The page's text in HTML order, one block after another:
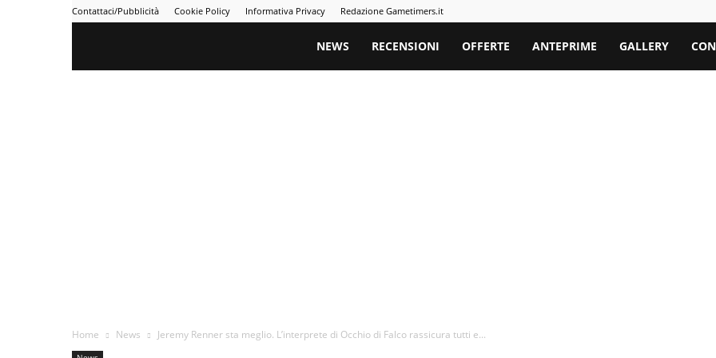
Contattaci/Pubblicità Cookie Policy Informativa Privacy Redazione Gametimers.it
Gametimers
NEWS RECENSIONI OFFERTE ANTEPRIME GALLERY
Home News Jeremy Renner sta meglio. L’interprete di Occhio di Falco rassicura tutti e...